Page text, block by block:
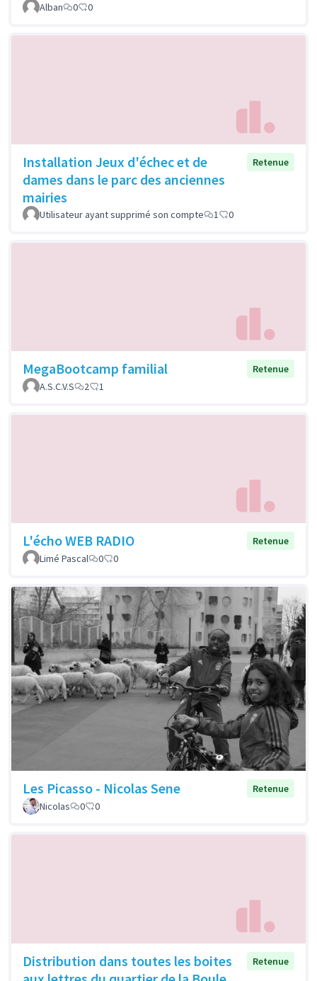
Alban 0 0
Installation Jeux d'échec et de
dames dans le parc des anciennes
mairies
Retenue
Utilisateur ayant supprimé son compte 1 0
MegaBootcamp familial
Retenue
A.S.C.V.S
2 1
L'écho WEB RADIO
Retenue
Limé Pascal
0 0
Les Picasso - Nicolas Sene
Retenue
Nicolas
0 0
Distribution dans toutes les boites
Retenue